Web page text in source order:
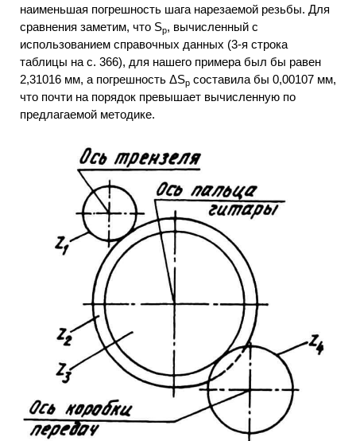
наименьшая погрешность шага нарезаемой резьбы. Для
сравнения заметим, что Sp, вычисленный с
использованием справочных данных (3-я строка
таблицы на с. 366), для нашего примера был бы равен
2,31016 мм, а погрешность ΔSp составила бы 0,00107 мм,
что почти на порядок превышает вычисленную по
предлагаемой методике.